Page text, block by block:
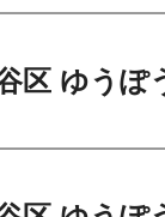
区 ゆうぽ